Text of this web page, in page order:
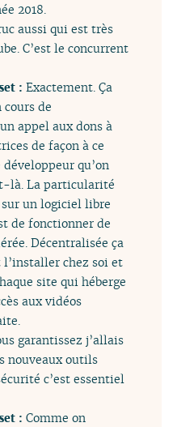
2018.
aussi qui est très
C’est le concurrent
:Exactement. Ça
de
appel aux dons à
de façon à ce
qu’on
là. La particularité
un logiciel libre
de fonctionner de
Décentralisée ça
chez soi et
site qui héberge
aux vidéos
garantissez j’allais
nouveaux outils
c’est essentiel
:Comme on